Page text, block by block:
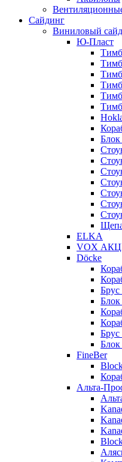
Сайдинг
Виниловый
Ю-Пласт
ELKA
VOX
Döcke
FineBer
Альта-